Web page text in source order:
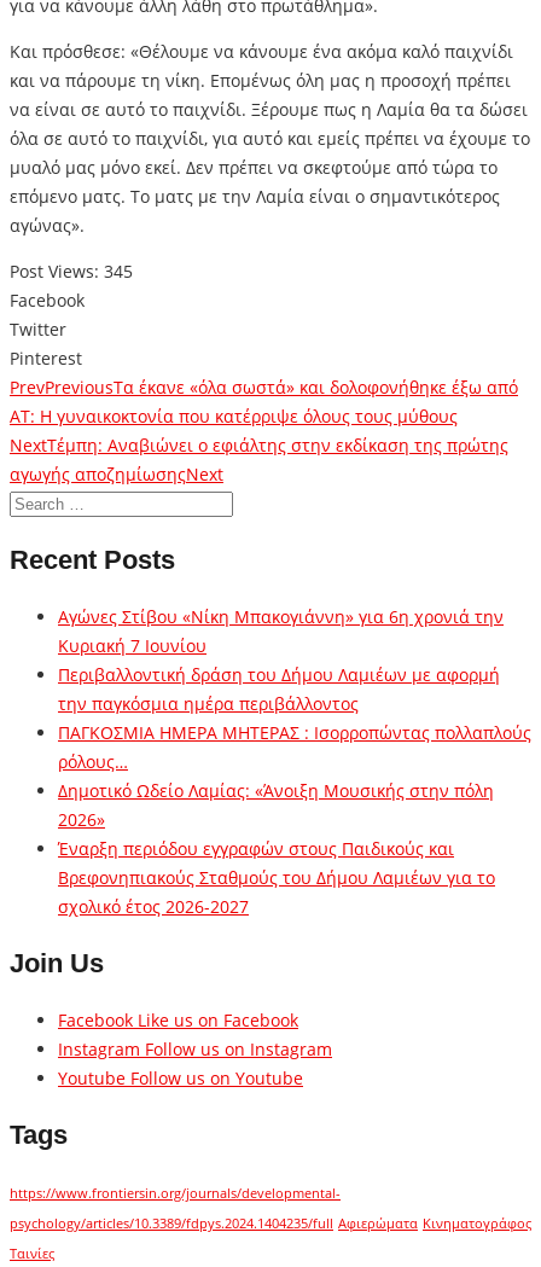
για να κάνουμε άλλη λάθη στο πρωτάθλημα».
Και πρόσθεσε: «Θέλουμε να κάνουμε ένα ακόμα καλό παιχνίδι
και να πάρουμε τη νίκη. Επομένως όλη μας η προσοχή πρέπει
να είναι σε αυτό το παιχνίδι. Ξέρουμε πως η Λαμία θα τα δώσει
όλα σε αυτό το παιχνίδι, για αυτό και εμείς πρέπει να έχουμε το
μυαλό μας μόνο εκεί. Δεν πρέπει να σκεφτούμε από τώρα το
επόμενο ματς. Το ματς με την Λαμία είναι ο σημαντικότερος
αγώνας».
Post Views: 345
Facebook
Twitter
Pinterest
PrevPreviousΤα έκανε «όλα σωστά» και δολοφονήθηκε έξω από
ΑΤ: Η γυναικοκτονία που κατέρριψε όλους τους μύθους
NextΤέμπη: Αναβιώνει ο εφιάλτης στην εκδίκαση της πρώτης
αγωγής αποζημίωσηςNext
Recent Posts
Αγώνες Στίβου «Νίκη Μπακογιάννη» για 6η χρονιά την
Κυριακή 7 Ιουνίου
Περιβαλλοντική δράση του Δήμου Λαμιέων με αφορμή
την παγκόσμια ημέρα περιβάλλοντος
ΠΑΓΚΟΣΜΙΑ ΗΜΕΡΑ ΜΗΤΕΡΑΣ : Ισορροπώντας πολλαπλούς
ρόλους…
Δημοτικό Ωδείο Λαμίας: «Άνοιξη Μουσικής στην πόλη
2026»
Έναρξη περιόδου εγγραφών στους Παιδικούς και
Βρεφονηπιακούς Σταθμούς του Δήμου Λαμιέων για το
σχολικό έτος 2026-2027
Join Us
Facebook Like us on Facebook
Instagram Follow us on Instagram
Youtube Follow us on Youtube
Tags
https://www.frontiersin.org/journals/developmental-
psychology/articles/10.3389/fdpys.2024.1404235/full Αφιερώματα Κινηματογράφος
Ταινίες